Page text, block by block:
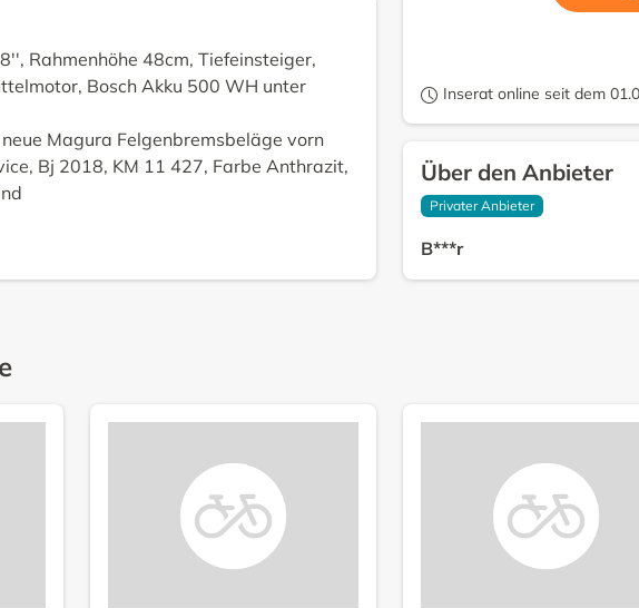
Inserat online seit dem
Über den Anbieter
Privater Anbieter
B***r
Rahmenhöhe 48cm, Tiefeinsteiger,
Bosch Akku 500 WH unter
Magura Felgenbremsbeläge vorn
Bj 2018, KM 11 427, Farbe Anthrazit,